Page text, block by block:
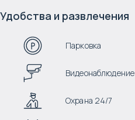
Удобства и развлечения
Парковка
Видеонаблюдение
Охрана 24/7